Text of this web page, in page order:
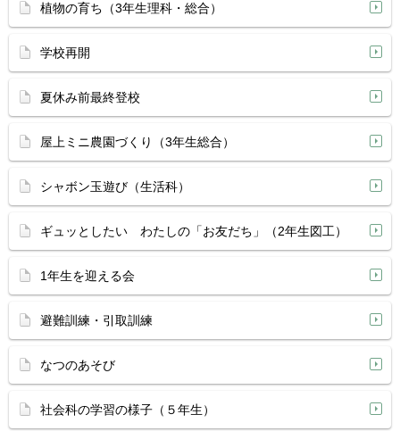
植物の育ち（3年生理科・総合）
学校再開
夏休み前最終登校
屋上ミニ農園づくり（3年生総合）
シャボン玉遊び（生活科）
ギュッとしたい わたしの「お友だち」（2年生図工）
1年生を迎える会
避難訓練・引取訓練
なつのあそび
社会科の学習の様子（５年生）